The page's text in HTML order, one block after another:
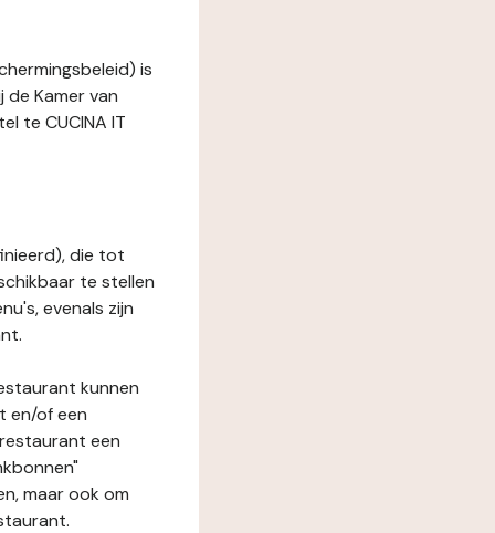
is
de Kamer van
te CUCINA IT
die tot
te stellen
evenals zijn
kunnen
en/of een
een
maar ook om